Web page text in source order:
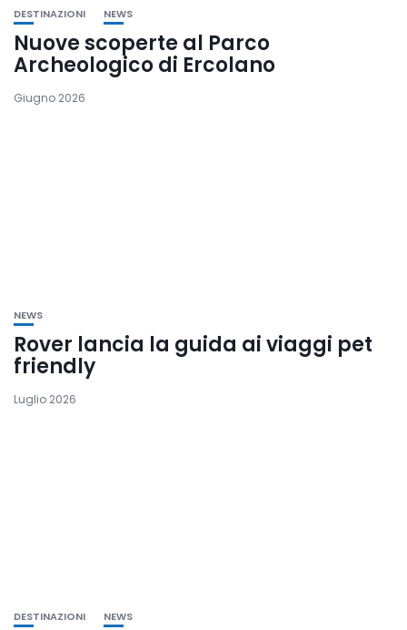
DESTINAZIONI NEWS
Nuove scoperte al Parco
Archeologico di Ercolano
Giugno 2026
NEWS
Rover lancia la guida ai viaggi pet
friendly
Luglio 2026
DESTINAZIONI NEWS